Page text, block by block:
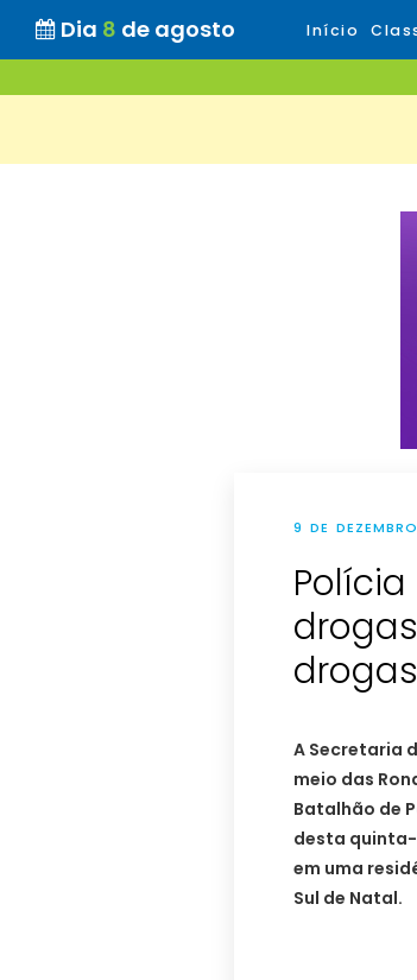
Dia 8 de agosto Início
9 DE
A Secretaria
meio das
Batalhão de
desta
em uma
Sul de Natal.